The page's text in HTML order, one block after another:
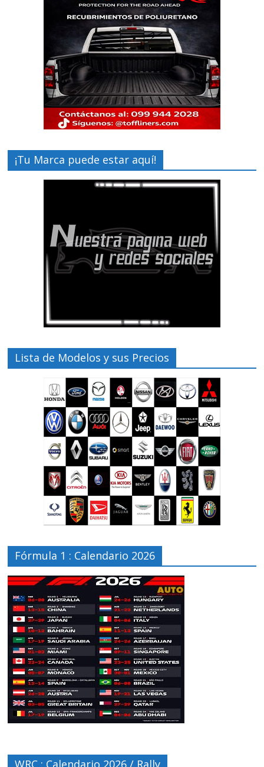
¡Tu Marca puede estar aquí!
Lista de Modelos y sus Precios
Fórmula 1 : Calendario 2026
WRC : Calendario 2026 / Rally